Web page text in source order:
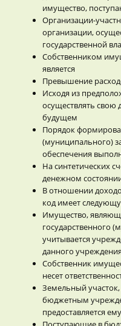
имущество,
Организации-
организации,
государственной
Собственником
является
Превышение
Исходя из
осуществлять свою
будущем
Порядок
(муниципального)
обеспечения
На синтетических
денежном
В отношении
код имеет
Имущество,
государственного
учитывается
данного
Собственник
несет
Земельный
бюджетным
предоставляется